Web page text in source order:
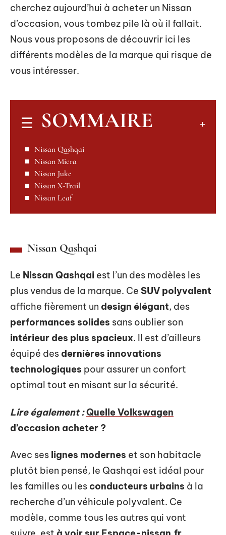
cherchez aujourd’hui à acheter un Nissan
d’occasion, vous tombez pile là où il fallait.
Nous vous proposons de découvrir ici les
différents modèles de la marque qui risque de
vous intéresser.
SOMMAIRE
Nissan Qashqai
Nissan Micra
Nissan Juke
Nissan X-Trail
Nissan Leaf
Nissan Qashqai
Le Nissan Qashqai est l’un des modèles les
plus vendus de la marque. Ce SUV polyvalent
affiche fièrement un design élégant, des
performances solides sans oublier son
intérieur des plus spacieux. Il est d’ailleurs
équipé des dernières innovations
technologiques pour assurer un confort
optimal tout en misant sur la sécurité.
Lire également :Quelle Volkswagen
d’occasion acheter ?
Avec ses lignes modernes et son habitacle
plutôt bien pensé, le Qashqai est idéal pour
les familles ou les conducteurs urbains à la
recherche d’un véhicule polyvalent. Ce
modèle, comme tous les autres qui vont